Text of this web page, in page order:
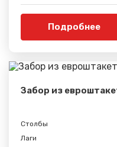
Подробнее
Забор из
Столбы
Лаги